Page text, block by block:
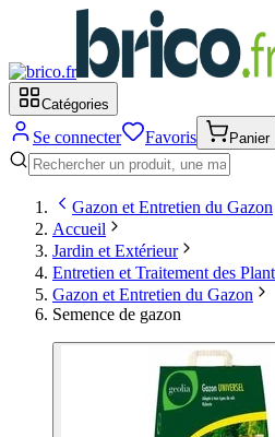
Catégories
Se connecter Favoris Panier
Gazon et Entretien du Gazon
Accueil
Jardin et Extérieur
Entretien et Traitement des
Gazon et Entretien du Gazon
Semence de gazon